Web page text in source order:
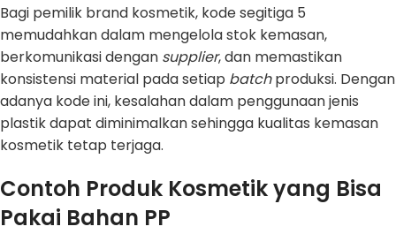
Bagi pemilik brand kosmetik, kode segitiga 5
memudahkan dalam mengelola stok kemasan,
berkomunikasi dengan supplier, dan memastikan
konsistensi material pada setiap batchproduksi. Dengan
adanya kode ini, kesalahan dalam penggunaan jenis
plastik dapat diminimalkan sehingga kualitas kemasan
kosmetik tetap terjaga.
Contoh Produk Kosmetik yang Bisa
Pakai Bahan PP